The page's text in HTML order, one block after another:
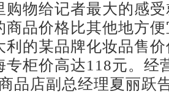
给记者最大的感受
商品价格比其他地方
利的某品牌化妆品售
专柜价高达118元。经
品店副总经理夏丽跃